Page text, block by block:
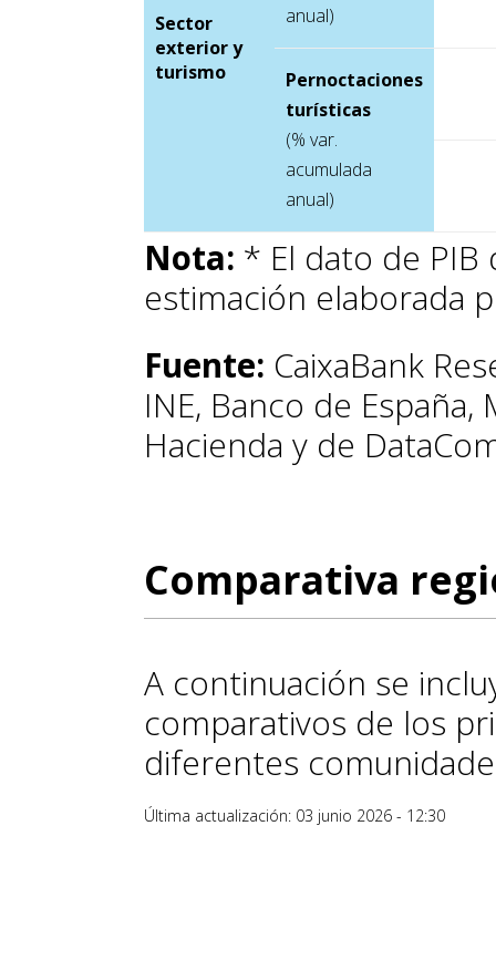
Sector
exterior y
turismo
anual)
Pernoctaciones
turísticas
(% var.
acumulada
anual)
Nota: * El dato de PIB
estimación elaborada
Fuente: CaixaBank
INE, Banco de
Hacienda y de
Comparativa
A continuación se
comparativos de los
diferentes
Última actualización: 03 junio 2026 - 12:30